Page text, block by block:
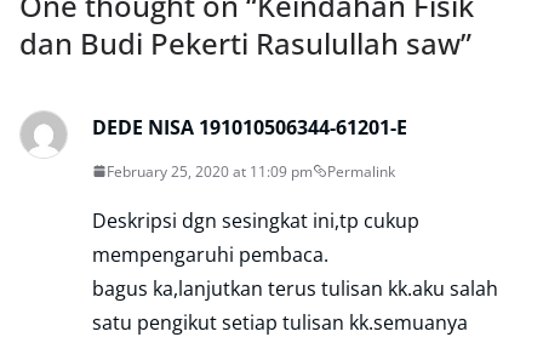
dan Budi Pekerti Rasulullah saw”
DEDE NISA 191010506344-61201-E
February 25, 2020 at 11:09 pm Permalink
Deskripsi dgn sesingkat ini,tp cukup
mempengaruhi pembaca.
bagus ka,lanjutkan terus tulisan kk.aku salah
satu pengikut setiap tulisan kk.semuanya